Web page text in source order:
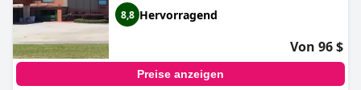
8,8 Hervorragend
Von 96 $
Preise anzeigen